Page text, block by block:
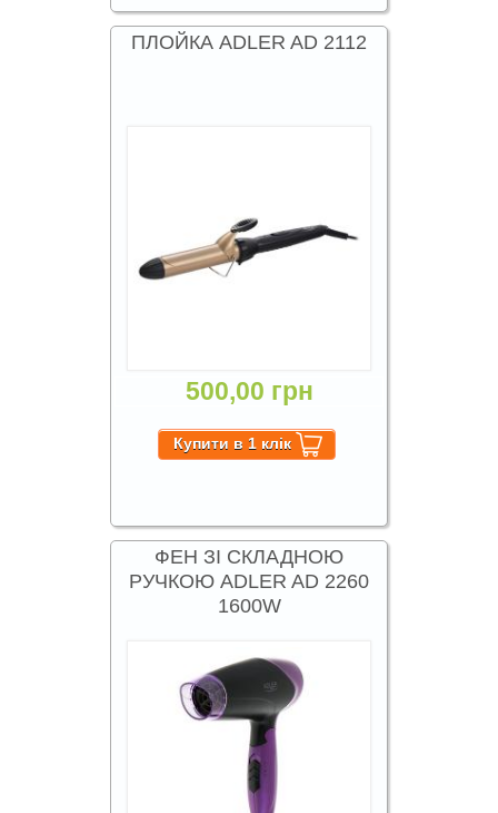
ПЛОЙКА ADLER AD 2112
500,00 грн
ФЕН ЗІ СКЛАДНОЮ
РУЧКОЮ ADLER AD 2260
1600W